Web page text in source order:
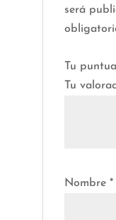
será
Tu
Tu
Nombre *